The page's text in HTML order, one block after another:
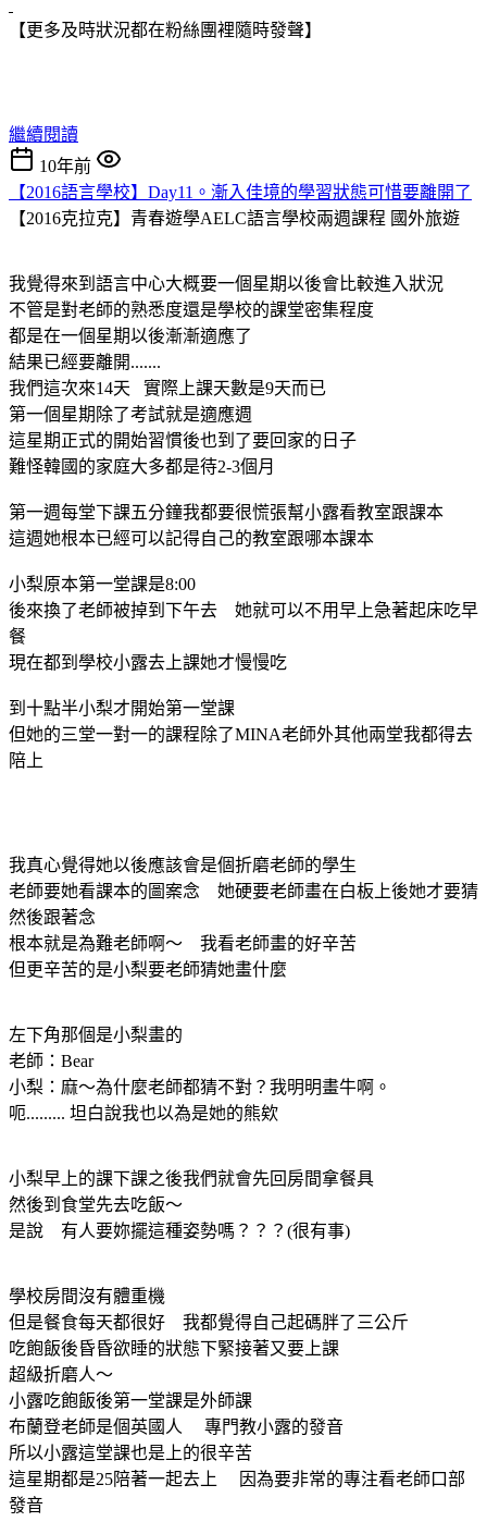
【更多及時狀況都在粉絲團裡隨時發聲】
繼續閱讀
10年前
【2016語言學校】Day11。漸入佳境的學習狀態可惜要離開了
【2016克拉克】青春遊學AELC語言學校兩週課程 國外旅遊
我覺得來到語言中心大概要一個星期以後會比較進入狀況
不管是對老師的熟悉度還是學校的課堂密集程度
都是在一個星期以後漸漸適應了
結果已經要離開.......
我們這次來14天 實際上課天數是9天而已
第一個星期除了考試就是適應週
這星期正式的開始習慣後也到了要回家的日子
難怪韓國的家庭大多都是待2-3個月
第一週每堂下課五分鐘我都要很慌張幫小露看教室跟課本
這週她根本已經可以記得自己的教室跟哪本課本
小梨原本第一堂課是8:00
後來換了老師被掉到下午去 她就可以不用早上急著起床吃早
餐
現在都到學校小露去上課她才慢慢吃
到十點半小梨才開始第一堂課
但她的三堂一對一的課程除了MINA老師外其他兩堂我都得去
陪上
我真心覺得她以後應該會是個折磨老師的學生
老師要她看課本的圖案念 她硬要老師畫在白板上後她才要猜
然後跟著念
根本就是為難老師啊～ 我看老師畫的好辛苦
但更辛苦的是小梨要老師猜她畫什麼
左下角那個是小梨畫的
老師：Bear
小梨：麻～為什麼老師都猜不對？我明明畫牛啊。
呃......... 坦白說我也以為是她的熊欸
小梨早上的課下課之後我們就會先回房間拿餐具
然後到食堂先去吃飯～
是說 有人要妳擺這種姿勢嗎？？？(很有事)
學校房間沒有體重機
但是餐食每天都很好 我都覺得自己起碼胖了三公斤
吃飽飯後昏昏欲睡的狀態下緊接著又要上課
超級折磨人～
小露吃飽飯後第一堂課是外師課
布蘭登老師是個英國人 專門教小露的發音
所以小露這堂課也是上的很辛苦
這星期都是25陪著一起去上 因為要非常的專注看老師口部
發音